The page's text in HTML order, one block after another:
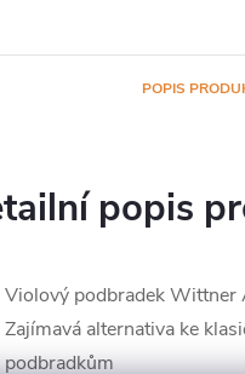
POPIS
popis
Violový podbradek Wittner
Zajímavá alternativa ke
podbradkům